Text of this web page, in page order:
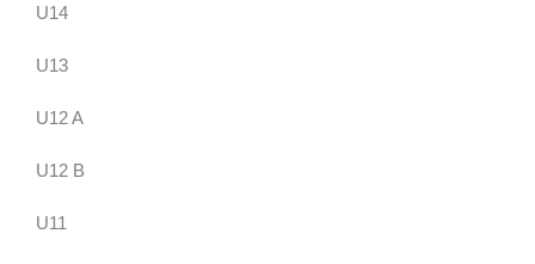
U14
U13
U12 A
U12 B
U11